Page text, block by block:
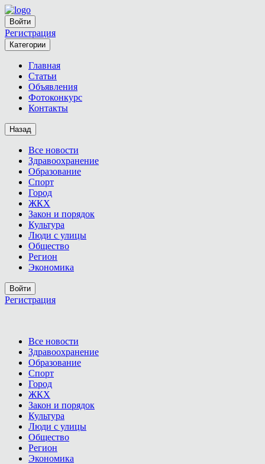
Войти
Регистрация
Категории
Главная
Статьи
Объявления
Фотоконкурс
Контакты
Назад
Все новости
Здравоохранение
Образование
Спорт
Город
ЖКХ
Закон и порядок
Культура
Люди с улицы
Общество
Регион
Экономика
Войти
Регистрация
Все новости
Здравоохранение
Образование
Спорт
Город
ЖКХ
Закон и порядок
Культура
Люди с улицы
Общество
Регион
Экономика